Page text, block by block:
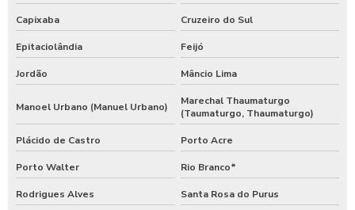
Capixaba Cruzeiro do Sul
Epitaciolândia Feijó
Jordão Mâncio Lima
Manoel Urbano (Manuel Urbano)
Marechal Thaumaturgo
(Taumaturgo, Thaumaturgo)
Plácido de Castro Porto Acre
Porto Walter Rio Branco*
Rodrigues Alves Santa Rosa do Purus